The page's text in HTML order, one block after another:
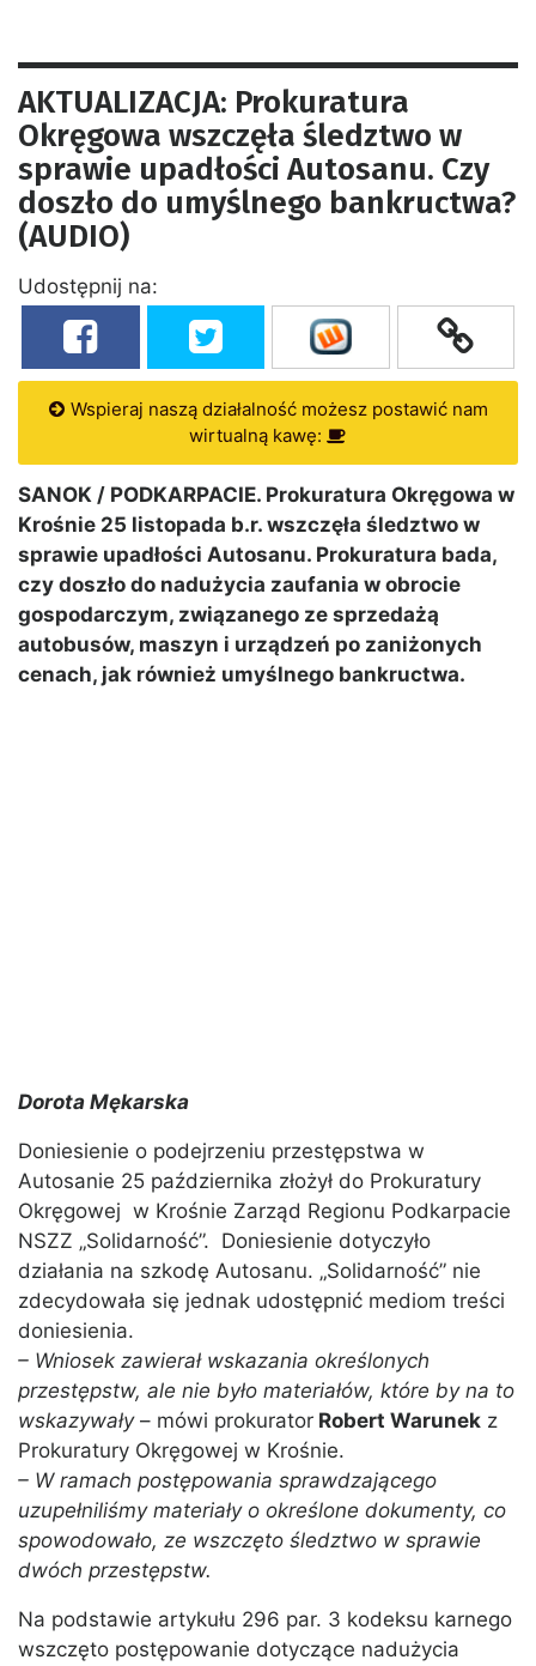
AKTUALIZACJA: Prokuratura
Okręgowa wszczęła śledztwo w
sprawie upadłości Autosanu. Czy
doszło do umyślnego bankructwa?
(AUDIO)
Udostępnij na:
Wspieraj naszą działalność możesz postawić nam
wirtualną kawę:
SANOK / PODKARPACIE. Prokuratura Okręgowa w
Krośnie 25 listopada b.r. wszczęła śledztwo w
sprawie upadłości Autosanu. Prokuratura bada,
czy doszło do nadużycia zaufania w obrocie
gospodarczym, związanego ze sprzedażą
autobusów, maszyn i urządzeń po zaniżonych
cenach, jak również umyślnego bankructwa.
Dorota Mękarska
Doniesienie o podejrzeniu przestępstwa w
Autosanie 25 października złożył do Prokuratury
Okręgowej w Krośnie Zarząd Regionu Podkarpacie
NSZZ „Solidarność”. Doniesienie dotyczyło
działania na szkodę Autosanu. „Solidarność” nie
zdecydowała się jednak udostępnić mediom treści
doniesienia.
– Wniosek zawierał wskazania określonych
przestępstw, ale nie było materiałów, które by na to
wskazywały – mówi prokurator Robert Warunek z
Prokuratury Okręgowej w Krośnie.
– W ramach postępowania sprawdzającego
uzupełniliśmy materiały o określone dokumenty, co
spowodowało, ze wszczęto śledztwo w sprawie
dwóch przestępstw.
Na podstawie artykułu 296 par. 3 kodeksu karnego
wszczęto postępowanie dotyczące nadużycia